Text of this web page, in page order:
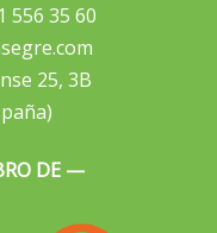
556 35 60
25, 3B
DE —